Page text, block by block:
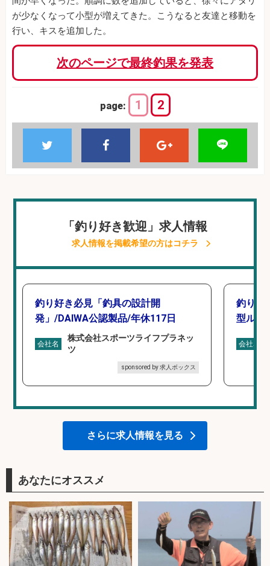
が少なくなって小型が増えてきた。こうなると友達と移動を
行い、キスを追加した。
次のページで最終釣果を発表
page: 1 2
「釣り好き歓迎」求人情報
求人情報を掲載希望の方はコチラ
釣り好き必見「釣具の設計開
発」/DAIWA公認製品/年休117日
会社名
株式会社スポーツライフプラネッ
ツ
sponsored by 求人ボックス
釣り好
型ルー
会社名
さらに求人情報を見る
あなたにオススメ